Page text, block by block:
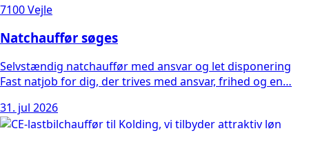
7100 Vejle
Natchauffør søges
Selvstændig natchauffør med ansvar og let disponering
Fast natjob for dig, der trives med ansvar, frihed og en…
31. jul 2026